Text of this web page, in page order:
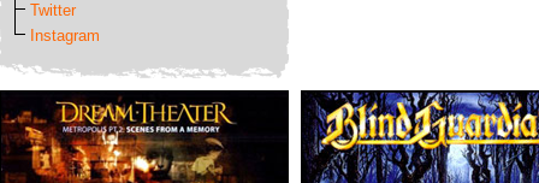
Twitter
Instagram